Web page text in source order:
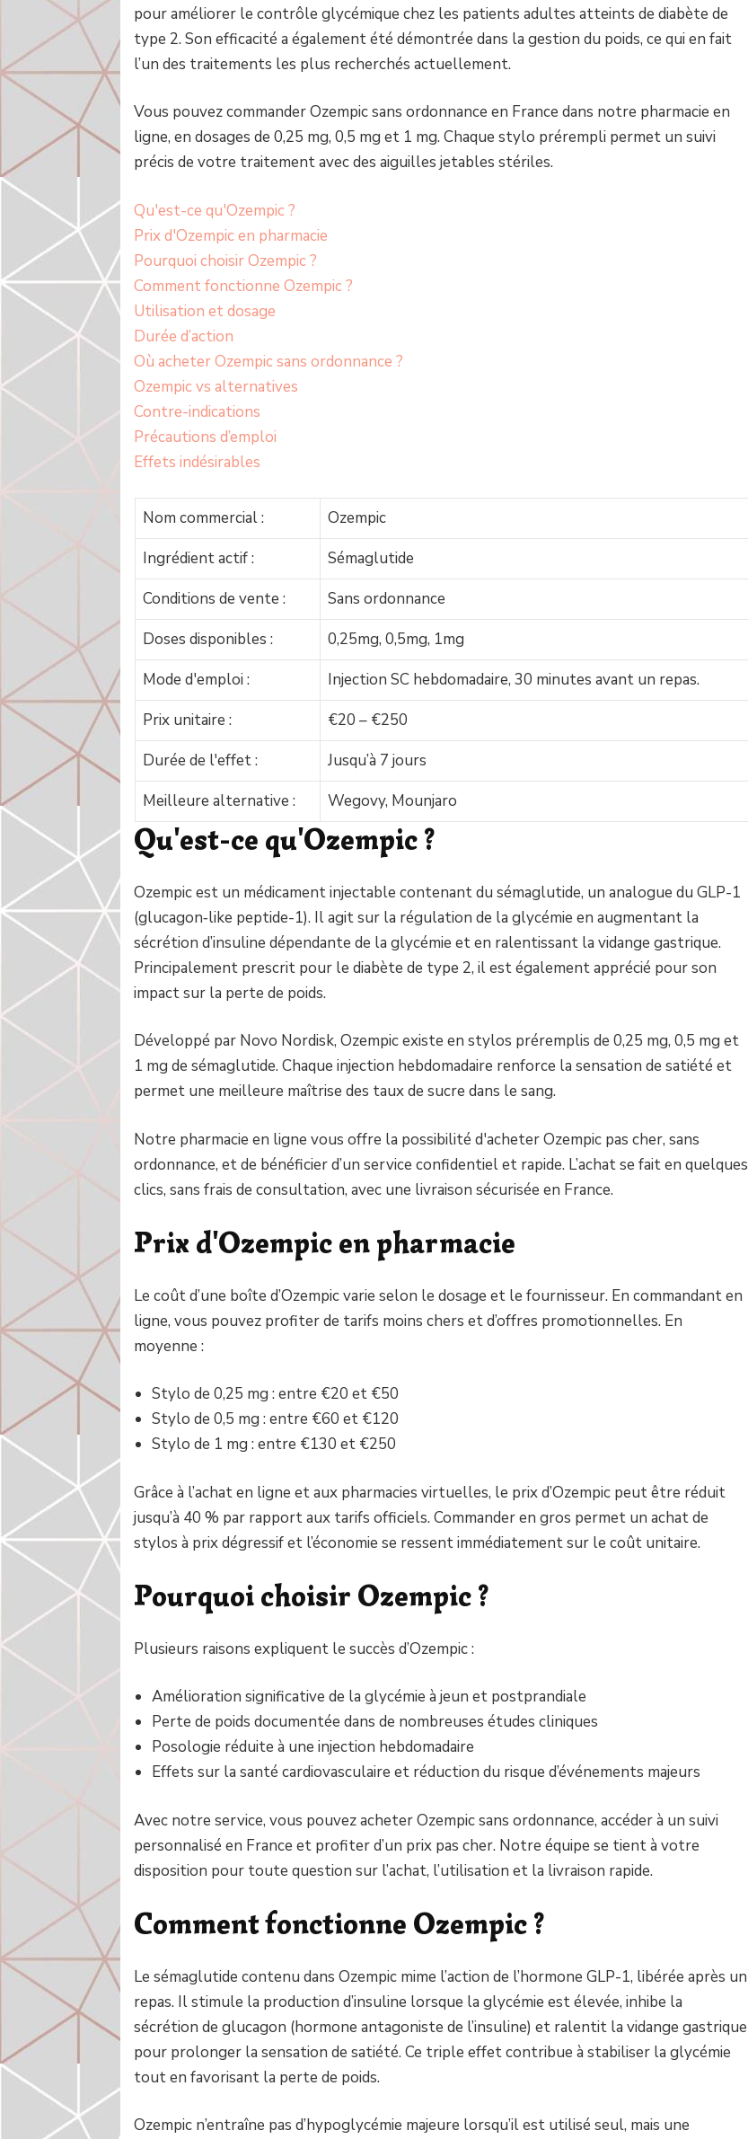
pour améliorer le contrôle glycémique chez les patients adultes atteints de diabète de
type 2. Son efficacité a également été démontrée dans la gestion du poids, ce qui en fait
l’un des traitements les plus recherchés actuellement.
Vous pouvez commander Ozempic sans ordonnance en France dans notre pharmacie en
ligne, en dosages de 0,25 mg, 0,5 mg et 1 mg. Chaque stylo prérempli permet un suivi
précis de votre traitement avec des aiguilles jetables stériles.
Qu'est-ce qu'Ozempic ?
Prix d'Ozempic en pharmacie
Pourquoi choisir Ozempic ?
Comment fonctionne Ozempic ?
Utilisation et dosage
Durée d’action
Où acheter Ozempic sans ordonnance ?
Ozempic vs alternatives
Contre-indications
Précautions d’emploi
Effets indésirables
Nom commercial :
Ozempic
Ingrédient actif :
Sémaglutide
Conditions de vente :
Sans ordonnance
Doses disponibles :
0,25mg, 0,5mg, 1mg
Mode d'emploi :
Injection SC hebdomadaire, 30 minutes avant un repas.
Prix unitaire :
€20 – €250
Durée de l'effet :
Jusqu’à 7 jours
Meilleure alternative :
Wegovy, Mounjaro
Qu'est-ce qu'Ozempic ?
Ozempic est un médicament injectable contenant du sémaglutide, un analogue du GLP-1
(glucagon‐like peptide-1). Il agit sur la régulation de la glycémie en augmentant la
sécrétion d’insuline dépendante de la glycémie et en ralentissant la vidange gastrique.
Principalement prescrit pour le diabète de type 2, il est également apprécié pour son
impact sur la perte de poids.
Développé par Novo Nordisk, Ozempic existe en stylos préremplis de 0,25 mg, 0,5 mg et
1 mg de sémaglutide. Chaque injection hebdomadaire renforce la sensation de satiété et
permet une meilleure maîtrise des taux de sucre dans le sang.
Notre pharmacie en ligne vous offre la possibilité d'acheter Ozempic pas cher, sans
ordonnance, et de bénéficier d’un service confidentiel et rapide. L’achat se fait en quelques
clics, sans frais de consultation, avec une livraison sécurisée en France.
Prix d'Ozempic en pharmacie
Le coût d’une boîte d’Ozempic varie selon le dosage et le fournisseur. En commandant en
ligne, vous pouvez profiter de tarifs moins chers et d’offres promotionnelles. En
moyenne :
Stylo de 0,25 mg : entre €20 et €50
Stylo de 0,5 mg : entre €60 et €120
Stylo de 1 mg : entre €130 et €250
Grâce à l’achat en ligne et aux pharmacies virtuelles, le prix d’Ozempic peut être réduit
jusqu’à 40 % par rapport aux tarifs officiels. Commander en gros permet un achat de
stylos à prix dégressif et l’économie se ressent immédiatement sur le coût unitaire.
Pourquoi choisir Ozempic ?
Plusieurs raisons expliquent le succès d’Ozempic :
Amélioration significative de la glycémie à jeun et postprandiale
Perte de poids documentée dans de nombreuses études cliniques
Posologie réduite à une injection hebdomadaire
Effets sur la santé cardiovasculaire et réduction du risque d’événements majeurs
Avec notre service, vous pouvez acheter Ozempic sans ordonnance, accéder à un suivi
personnalisé en France et profiter d’un prix pas cher. Notre équipe se tient à votre
disposition pour toute question sur l’achat, l’utilisation et la livraison rapide.
Comment fonctionne Ozempic ?
Le sémaglutide contenu dans Ozempic mime l’action de l’hormone GLP-1, libérée après un
repas. Il stimule la production d’insuline lorsque la glycémie est élevée, inhibe la
sécrétion de glucagon (hormone antagoniste de l’insuline) et ralentit la vidange gastrique
pour prolonger la sensation de satiété. Ce triple effet contribue à stabiliser la glycémie
tout en favorisant la perte de poids.
Ozempic n’entraîne pas d’hypoglycémie majeure lorsqu’il est utilisé seul, mais une